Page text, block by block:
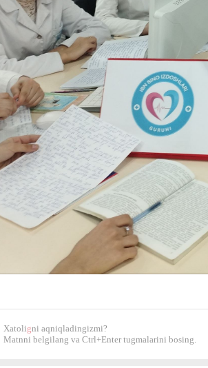
Xatoligni aqniqladingizmi?
Matnni belgilang va Ctrl+Enter tugmalarini bosing.